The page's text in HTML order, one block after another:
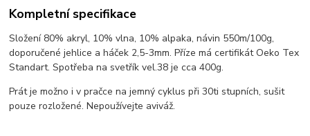
Kompletní specifikace
Složení 80% akryl, 10% vlna, 10% alpaka, návin 550m/100g,
doporučené jehlice a háček 2,5-3mm. Příze má certifikát Oeko Tex
Standart. Spotřeba na svetřík vel.38 je cca 400g.
Prát je možno i v pračce na jemný cyklus při 30ti stupních, sušit
pouze rozložené. Nepoužívejte aviváž.